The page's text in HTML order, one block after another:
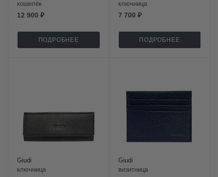
кошелёк
12 900 ₽
ПОДРОБНЕЕ
ключница
7 700 ₽
ПОДРОБНЕЕ
Giudi
ключница
Giudi
визитница